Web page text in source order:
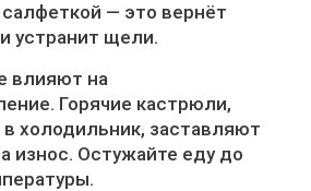
— это вернёт
устранит щели.
влияют на
Горячие кастрюли,
холодильник, заставляют
износ. Остужайте еду до